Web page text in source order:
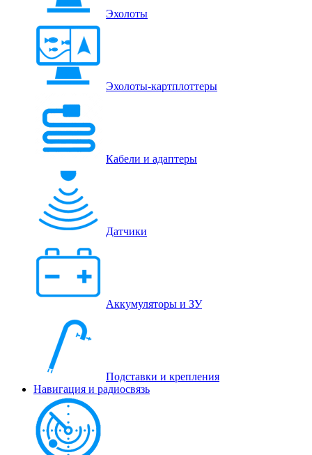
Эхолоты
Эхолоты-картплоттеры
Кабели и адаптеры
Датчики
Аккумуляторы и ЗУ
Подставки и крепления
Навигация и радиосвязь